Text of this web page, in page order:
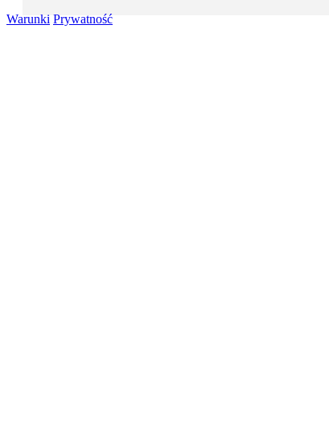
Warunki Prywatność